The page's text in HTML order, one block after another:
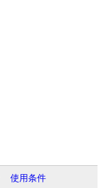
使用条件